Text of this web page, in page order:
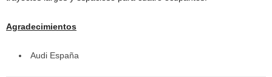
Agradecimientos
Audi España